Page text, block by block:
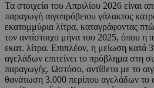
Τα στοιχεία του Απριλίου 2026 είναι
παραγωγή αιγοπρόβειου γάλακτος
εκατομμύρια λίτρα, καταγράφοντας
τον αντίστοιχο μήνα του 2025, όπου
εκατ. λίτρα. Επιπλέον, η μείωση κατά
αγελάδων επιτείνει το πρόβλημα στη
παραγωγής. Ωστόσο, αντίθετα με το
θανάτωση 3.000 περίπου αγελάδων το